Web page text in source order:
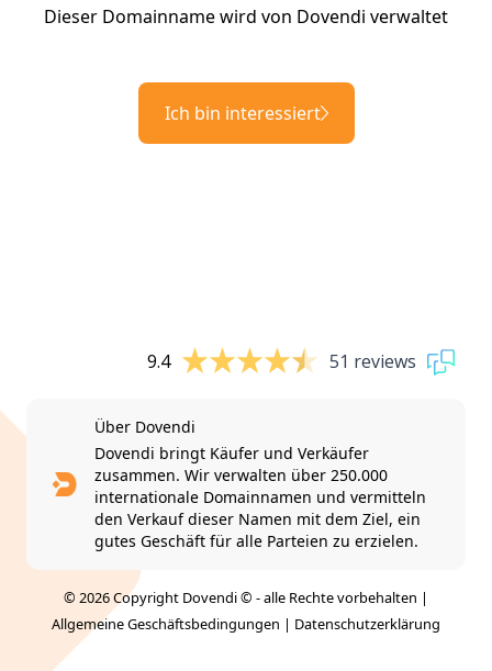
Dieser Domainname wird von Dovendi verwaltet
Ich bin interessiert
9.4 51 reviews
Über Dovendi
Dovendi bringt Käufer und Verkäufer
zusammen. Wir verwalten über 250.000
internationale Domainnamen und vermitteln
den Verkauf dieser Namen mit dem Ziel, ein
gutes Geschäft für alle Parteien zu erzielen.
© 2026 Copyright Dovendi © - alle Rechte vorbehalten |
Allgemeine Geschäftsbedingungen | Datenschutzerklärung